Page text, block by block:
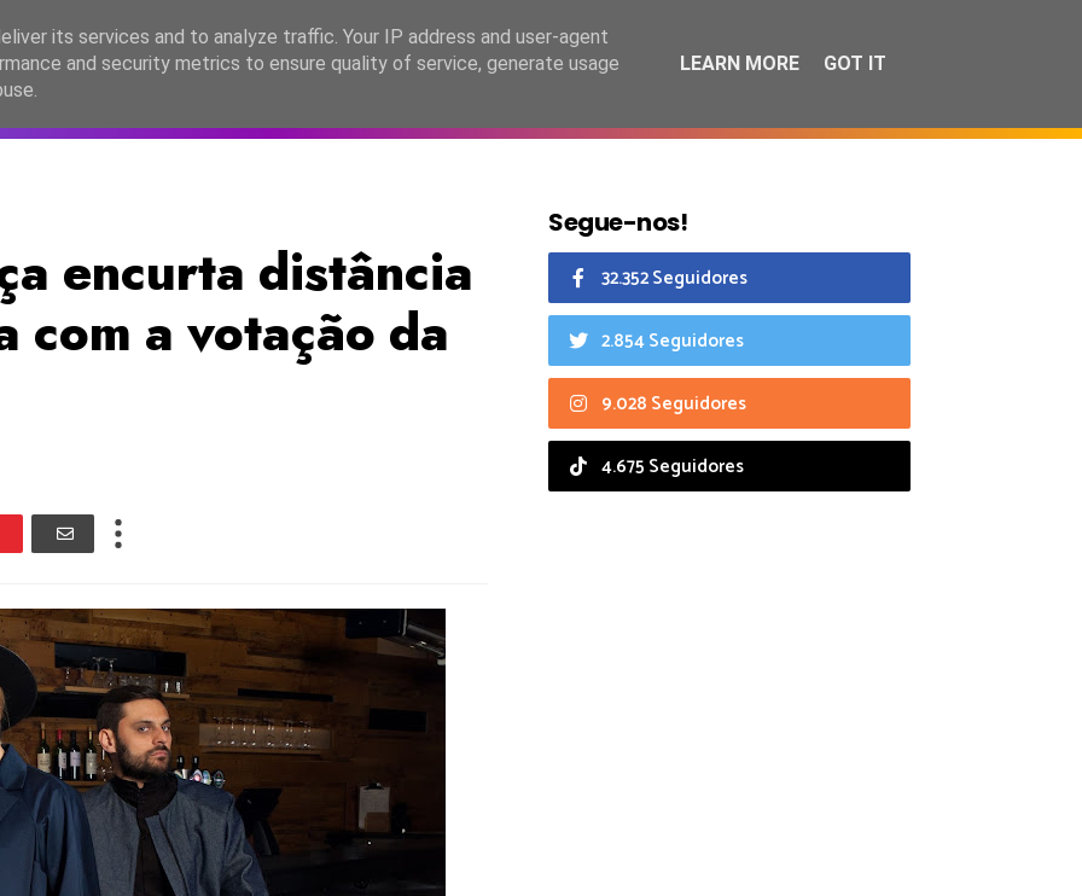
EASC2026 PORTUGAL LANÇAMENTOS ESPECIAIS CALENDÁRIO
encurta distância
com a votação da
Segue-nos!
32.352 Seguidores
2.854 Seguidores
9.028 Seguidores
4.675 Seguidores
its services and to analyze traffic. Your IP address and user-agent
and security metrics to ensure quality of service, generate usage
LEARN MORE GOT IT